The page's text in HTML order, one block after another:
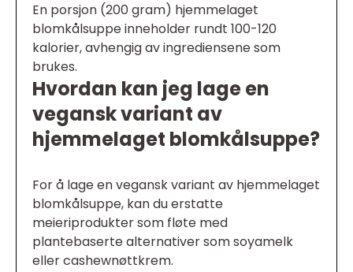
En porsjon (200 gram) hjemmelaget
blomkålsuppe inneholder rundt 100-120
kalorier, avhengig av ingrediensene som
brukes.
Hvordan kan jeg lage en
vegansk variant av
hjemmelaget blomkålsuppe?
For å lage en vegansk variant av hjemmelaget
blomkålsuppe, kan du erstatte
meieriprodukter som fløte med
plantebaserte alternativer som soyamelk
eller cashewnøttkrem.